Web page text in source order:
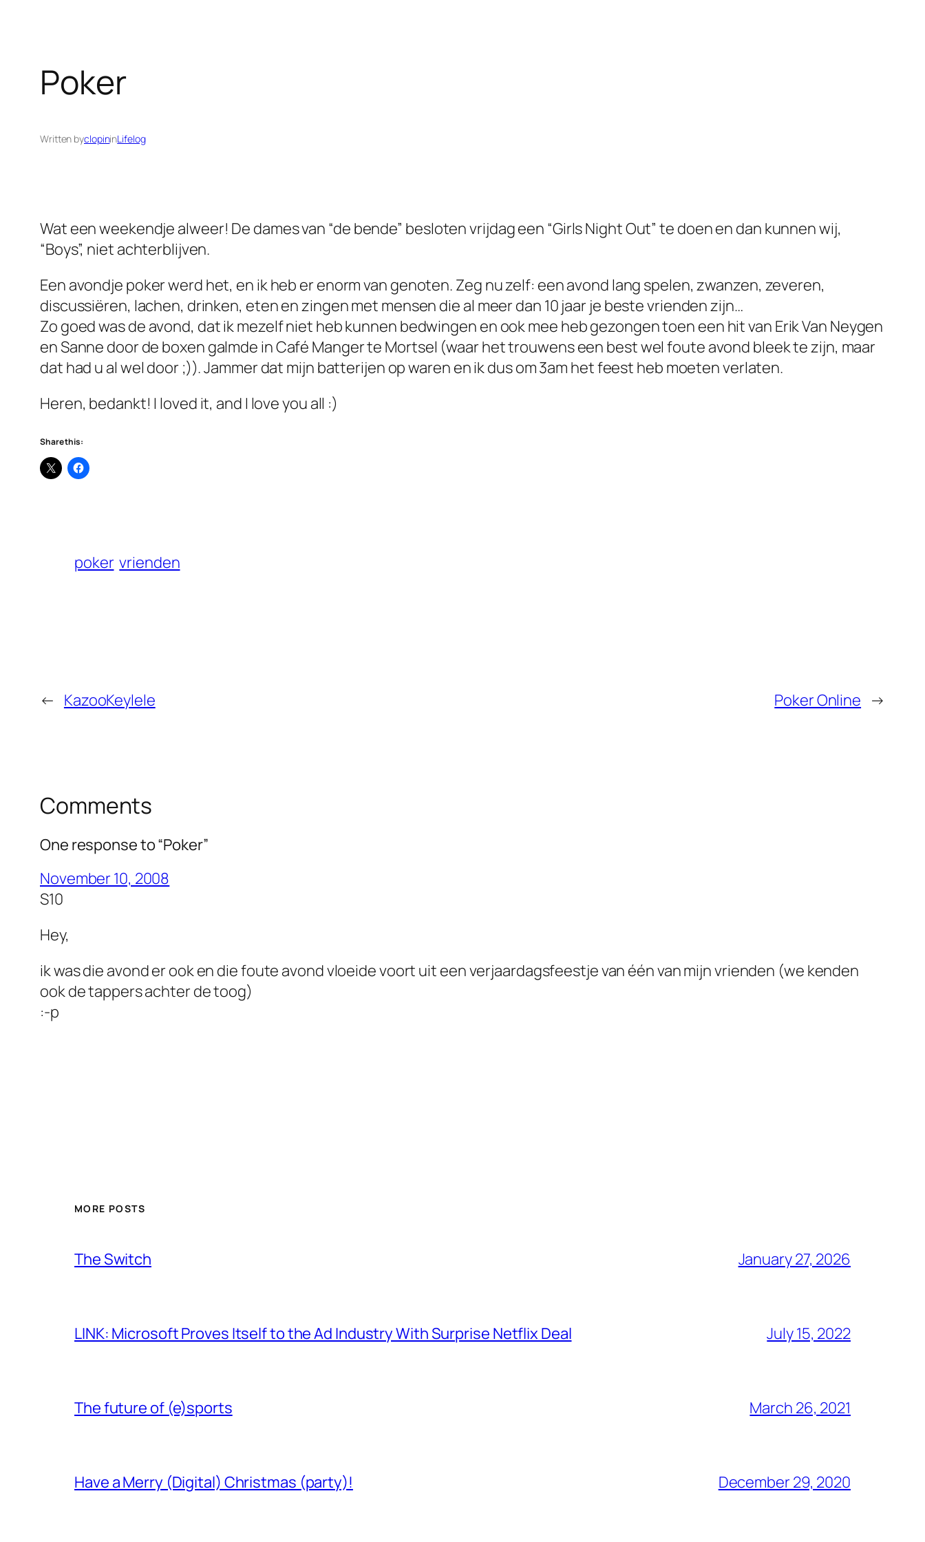
Poker
Written byclopininLifelog
Wat een weekendje alweer! De dames van “de bende” besloten vrijdag een “Girls Night Out” te doen en dan kunnen wij,
“Boys”, niet achterblijven.
Een avondje poker werd het, en ik heb er enorm van genoten. Zeg nu zelf: een avond lang spelen, zwanzen, zeveren,
discussiëren, lachen, drinken, eten en zingen met mensen die al meer dan 10 jaar je beste vrienden zijn…
Zo goed was de avond, dat ik mezelf niet heb kunnen bedwingen en ook mee heb gezongen toen een hit van Erik Van Neygen
en Sanne door de boxen galmde in Café Manger te Mortsel (waar het trouwens een best wel foute avond bleek te zijn, maar
dat had u al wel door ;)). Jammer dat mijn batterijen op waren en ik dus om 3am het feest heb moeten verlaten.
Heren, bedankt! I loved it, and I love you all :)
Share this:
poker vrienden
← KazooKeylele Poker Online →
Comments
One response to “Poker”
November 10, 2008
S10
Hey,
ik was die avond er ook en die foute avond vloeide voort uit een verjaardagsfeestje van één van mijn vrienden (we kenden
ook de tappers achter de toog)
:-p
MORE POSTS
The Switch January 27, 2026
LINK: Microsoft Proves Itself to the Ad Industry With Surprise Netflix Deal July 15, 2022
The future of (e)sports March 26, 2021
Have a Merry (Digital) Christmas (party)! December 29, 2020